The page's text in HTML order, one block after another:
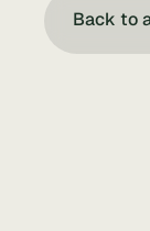
Back to